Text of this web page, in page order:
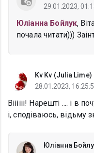
29.01.2023,
Юліанна Бойлук,
почала читати)))
Kv Kv (Julia Lime)
28.01.2023,
Віііііі! Нарешті .... і в
і, сподіваюсь, відьму
Юліанна